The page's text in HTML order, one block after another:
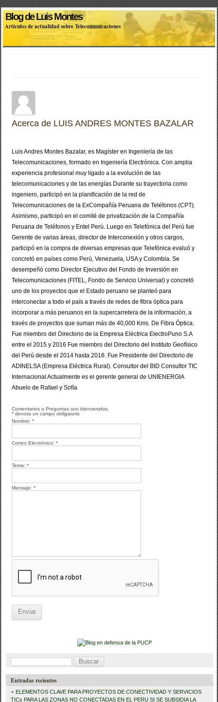
Blog de Luis Montes
Artículos de actualidad sobre Telecomunicaciones
Acerca de LUIS ANDRES MONTES BAZALAR
Luis Andres Montes Bazalar, es Magíster en Ingeniería de las
Telecomunicaciones, formado en Ingeniería Electrónica. Con amplia
experiencia profesional muy ligado a la evolución de las
telecomunicaciones y de las energías Durante su trayectoria como
ingeniero, participó en la planificación de la red de
Telecomunicaciones de la ExCompañía Peruana de Teléfonos (CPT).
Asimismo, participó en el comité de privatización de la Compañía
Peruana de Teléfonos y Entel Perú. Luego en Telefónica del Perú fue
Gerente de varias áreas, director de Interconexión y otros cargos,
participó en la compra de diversas empresas que Telefónica evaluó y
concretó en países como Perú, Venezuela, USA y Colombia. Se
desempeñó como Director Ejecutivo del Fondo de Inversión en
Telecomunicaciones (FITEL, Fondo de Servicio Universal) y concretó
uno de los proyectos que el Estado peruano se planteó para
interconectar a todo el país a través de redes de fibra óptica para
incorporar a más peruanos en la supercarretera de la información, a
través de proyectos que suman más de 40,000 Kms. De Fibra Óptica.
Fue miembro del Directorio de la Empresa Eléctrica ElectroPuno S.A
entre el 2015 y 2016 Fue miembro del Directorio del Instituto Geofísico
del Perú desde el 2014 hasta 2016. Fue Presidente del Directorio de
ADINELSA (Empresa Eléctrica Rural). Consultor del BID Consultor TIC
Internacional Actualmente es el gerente general de UNIENERGIA
Abuelo de Rafael y Sofía
Comentarios o Preguntas son bienvenidos.
* denota un campo obligatorio
Nombre: *
Correo Electrónico: *
Tema: *
Mensaje: *
B
u
s
c
Entradas recientes
ELEMENTOS CLAVE PARA PROYECTOS DE CONECTIVIDAD Y SERVICIOS
TICs PARA LAS ZONAS NO CONECTADAS EN EL PERU SI SE SUBSIDIA LA